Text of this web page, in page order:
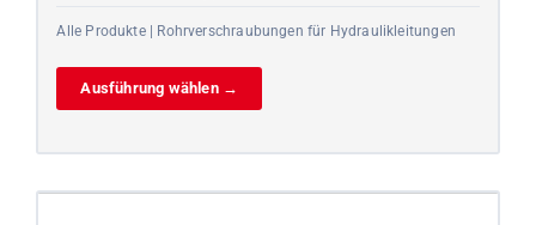
Alle Produkte | Rohrverschraubungen für Hydraulikleitungen
Ausführung wählen →